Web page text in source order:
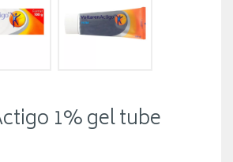
1% gel tube